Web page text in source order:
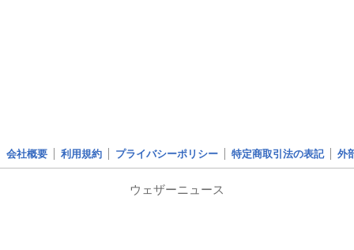
会社概要 利用規約 プライバシーポリシー 特定商取引法の表記 外
ウェザーニュース